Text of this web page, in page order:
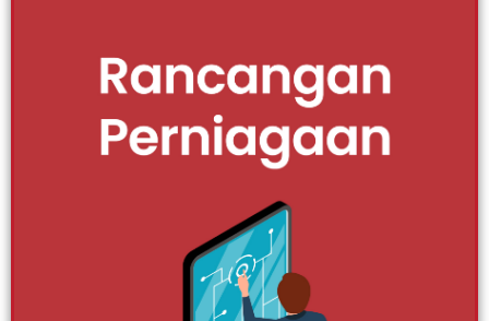
Cukai
Sebut tentang cukai pasti ramai yang merasakan ianya
satu tanggungan yang perlu dilangsaikan pada
kabur tentang pengertiannya lalu merasakan cukai
adalah satu beban yang dikenakan oleh sesuatu
organisasi atau pihak berkuasa. Sebenarnya
tanggapan ini adalah salah. Fahami apa itu cukai dan
pengurusannya agar ia tidak menjadi beban pada
anda.